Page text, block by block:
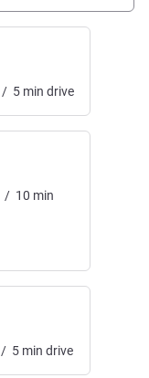
/ 5 min drive
/ 10 min
/ 5 min drive